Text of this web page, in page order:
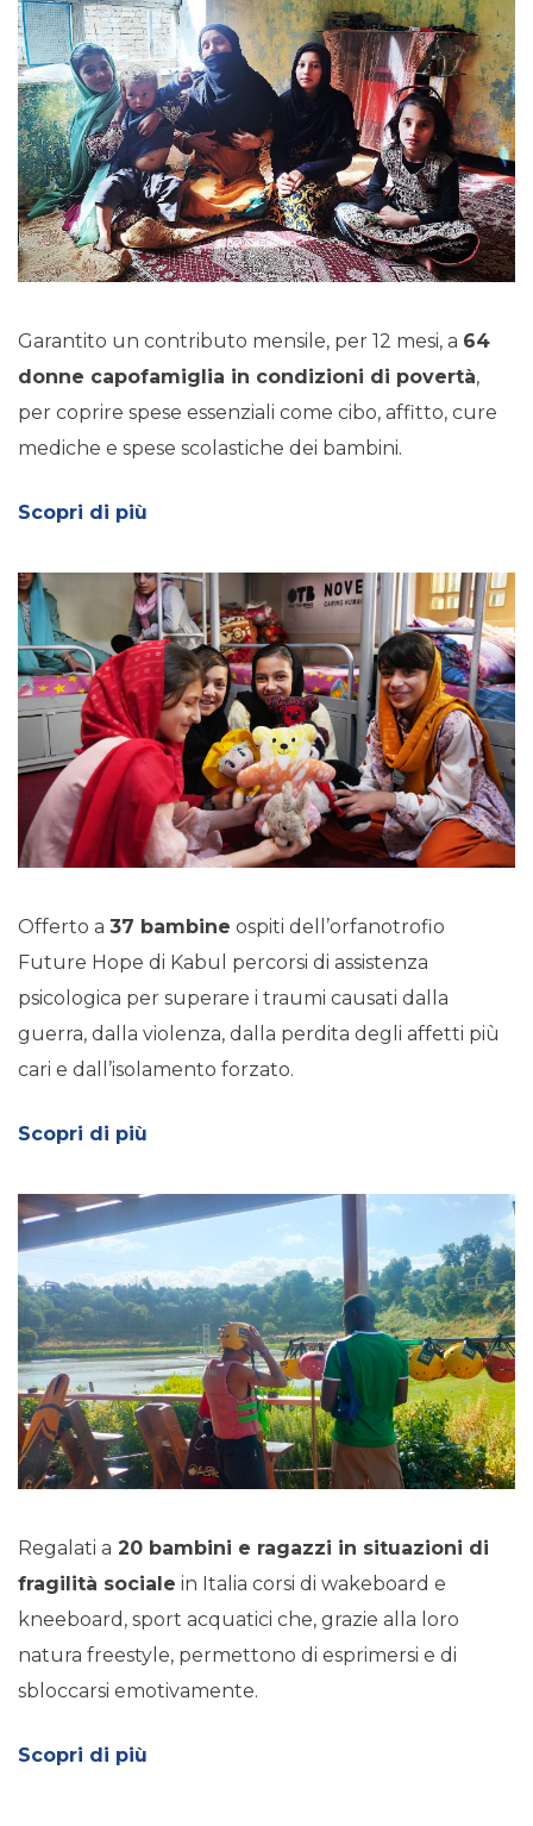
Garantito un contributo mensile, per 12 mesi, a 64
donne capofamiglia in condizioni di povertà,
per coprire spese essenziali come cibo, affitto, cure
mediche e spese scolastiche dei bambini.
Scopri di più
Offerto a 37 bambine ospiti dell’orfanotrofio
Future Hope di Kabul percorsi di assistenza
psicologica per superare i traumi causati dalla
guerra, dalla violenza, dalla perdita degli affetti più
cari e dall’isolamento forzato.
Scopri di più
Regalati a 20 bambini e ragazzi in situazioni di
fragilità sociale in Italia corsi di wakeboard e
kneeboard, sport acquatici che, grazie alla loro
natura freestyle, permettono di esprimersi e di
sbloccarsi emotivamente.
Scopri di più